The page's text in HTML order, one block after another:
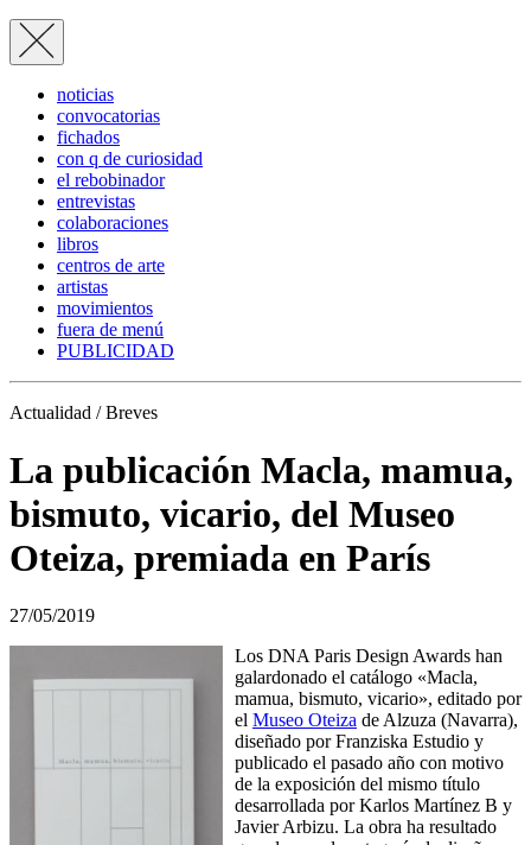
noticias
convocatorias
fichados
con q de curiosidad
el rebobinador
entrevistas
colaboraciones
libros
centros de arte
artistas
movimientos
fuera de menú
PUBLICIDAD
Actualidad / Breves
La publicación Macla, mamua,
bismuto, vicario, del Museo
Oteiza, premiada en París
27/05/2019
Los DNA Paris Design Awards han
galardonado el catálogo «Macla,
mamua, bismuto, vicario», editado por
el Museo Oteiza de Alzuza (Navarra),
diseñado por Franziska Estudio y
publicado el pasado año con motivo
de la exposición del mismo título
desarrollada por Karlos Martínez B y
Javier Arbizu. La obra ha resultado